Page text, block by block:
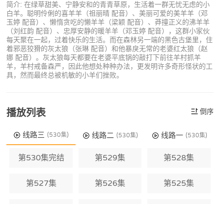
简介: 在绿草甜美、宁静安和的青青草原，生活着一群无忧无虑的小
白羊。聪明伶俐的喜羊羊（祖丽晴 配音）、美丽可爱的美羊羊（邓
玉婷 配音）、懒惰贪吃的懒羊羊（梁颖 配音）、莽撞正义的沸羊羊
（刘红韵 配音）、忠厚安静的暖羊羊（邓玉婷 配音），这群小家伙
每天聚在一起，过着快乐的生活。而在森林另一端的黑色古堡里，住
着邪恶狡猾的灰太狼（张琳 配音）和他暴戾无常的老婆红太狼（赵
娜 配音）。灰太狼每天都要在老婆平底锅的敲打下前往羊村抓羊
羊，羊村戒备森严，因此他想处种种办法，更发明许多奇形怪状的工
具，然而最终总被机敏的小羊们挫败。
播放列表 倒序
线路三 (530集) 线路二 (530集) 线路一 (530集)
第530集完结 第529集 第528集
第527集 第526集 第525集